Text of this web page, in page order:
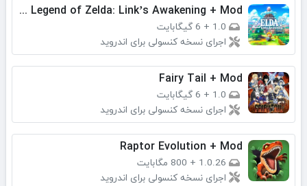
The Legend of Zelda: Link’s Awakening + Mod
1.0
+ 6 گیگابایت
اجرای نسخه کنسولی برای اندروید
Fairy Tail + Mod
1.0
+ 6 گیگابایت
اجرای نسخه کنسولی برای اندروید
Raptor Evolution + Mod
1.0.26
+ 800 مگابایت
اجرای نسخه کنسولی برای اندروید